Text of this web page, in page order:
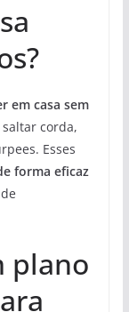
em casa sem
corda,
Esses
forma eficaz
plano